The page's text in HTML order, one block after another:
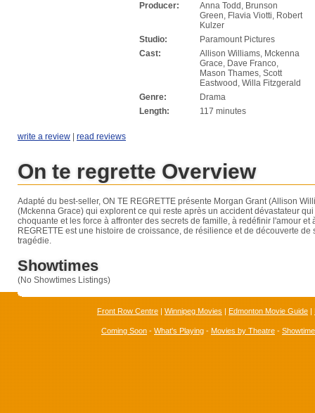
Producer:
Anna Todd, Brunson
Green, Flavia Viotti, Robert
Kulzer
Studio:
Paramount Pictures
Cast:
Allison Williams, Mckenna
Grace, Dave Franco,
Mason Thames, Scott
Eastwood, Willa Fitzgerald
Genre:
Drama
Length:
117 minutes
write a review | read reviews
On te regrette Overview
Adapté du best-seller, ON TE REGRETTE présente Morgan Grant (Allison
(Mckenna Grace) qui explorent ce qui reste après un accident dévastateur
choquante et les force à affronter des secrets de famille, à redéfinir l'amour et
REGRETTE est une histoire de croissance, de résilience et de découverte
tragédie.
Showtimes
(No Showtimes Listings)
Front Row Centre | Winnipeg Movies | Edmonton Movie Guide |
Coming Soon - What's Playing - Movies by Theatre -